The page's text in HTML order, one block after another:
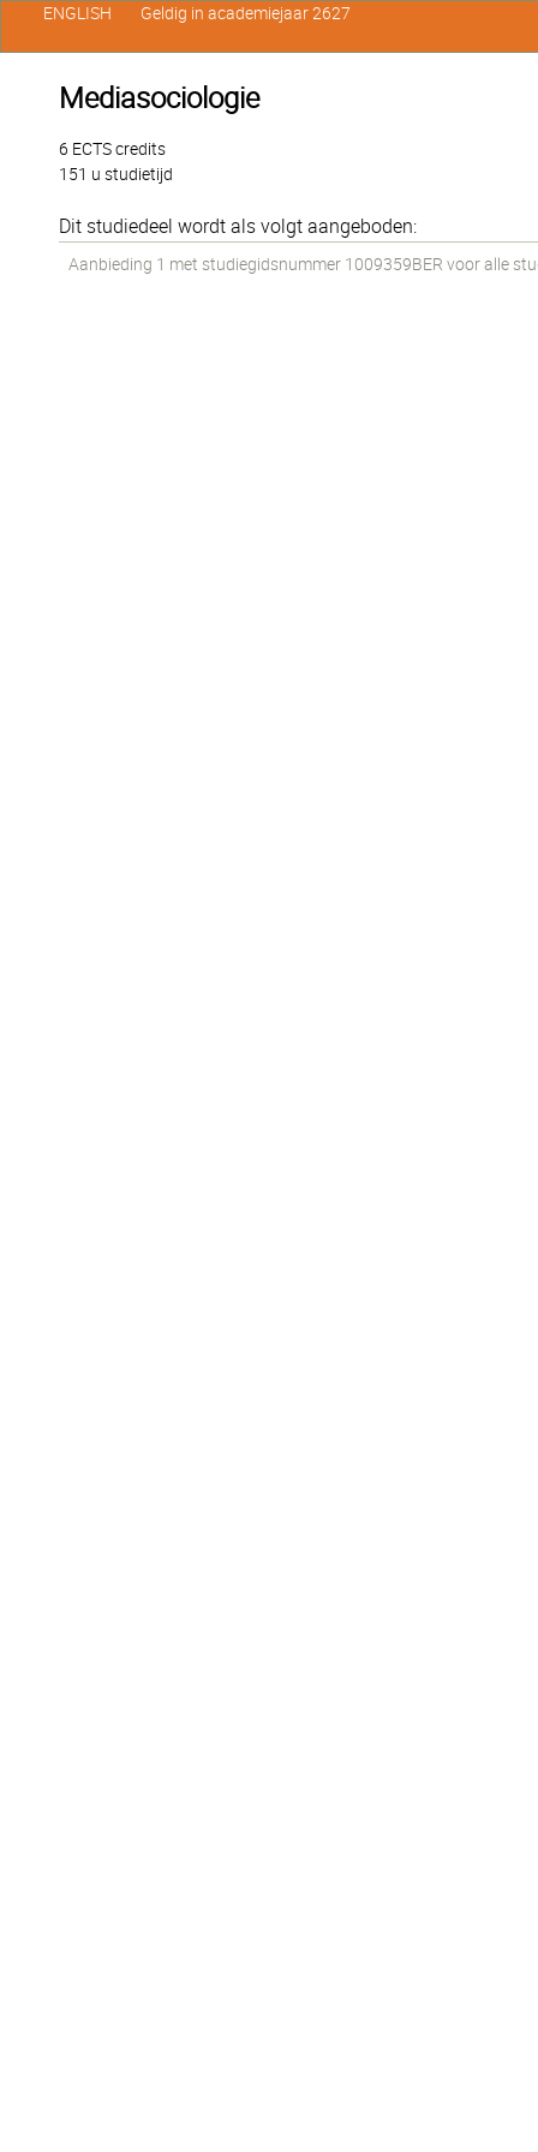
Mediasociologie
6 ECTS credits
151 u studietijd
Dit studiedeel wordt als volgt aangeboden:
Aanbieding 1 met studiegidsnummer 1009359BER voor alle
ENGLISH Geldig in academiejaar 2627